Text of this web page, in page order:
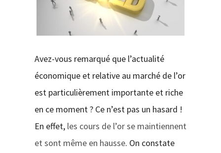
Avez-vous remarqué que l’actualité
économique et relative au marché de l’or
est particulièrement importante et riche
en ce moment ? Ce n’est pas un hasard !
En effet, les cours de l’or se maintiennent
et sont même en hausse. On constate